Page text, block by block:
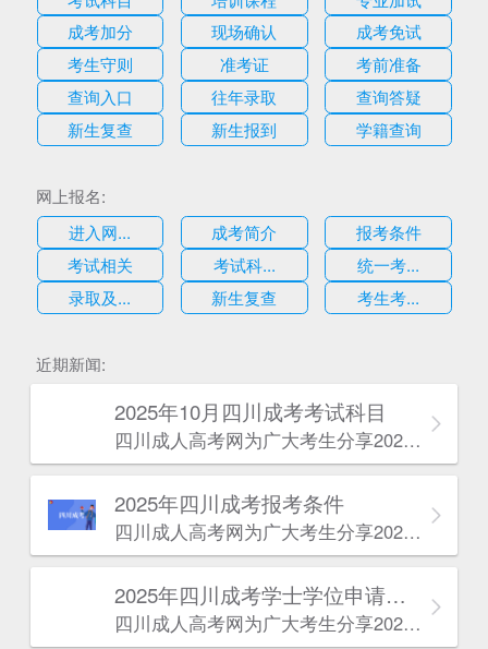
成考加分
现场确认
成考免试
考生守则
准考证
考前准备
查询入口
往年录取
查询答疑
新生复查
新生报到 学籍查询
网上报名:
进入网...
成考简介
报考条件
考试相关
考试科...
统一考...
录取及...
新生复查 考生考...
近期新闻:
2025年10月四川成考考试科目
四川成人高考网​为广大考生分享2025年10月四川成考考试科目。为广大在职人员和社会人士提供学历提升的机会。更多四川成考考试信息，欢迎在线访问四川成人高考网。
2025年‌‌‌‌四川成考报考条件
四川成人高考网​为广大考生分享2025年‌‌‌‌四川成考报考条件。为广大在职人员和社会人士提供学历提升的机会。更多四川成考考试信息，欢迎在线访问四川成人高考网。
2025年‌‌‌‌四川成考学士学位申请条件
四川成人高考网​为广大考生分享2025年‌‌‌‌四川成考学士学位申请条件。为广大在职人员和社会人士提供学历提升的机会。更多四川成考考试信息，欢迎在线访问四川成人高考网。